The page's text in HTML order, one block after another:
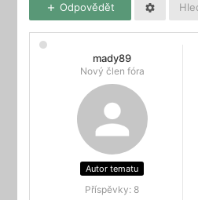
Odpovědět
mady89
Nový člen fóra
Autor tematu
Příspěvky: 8